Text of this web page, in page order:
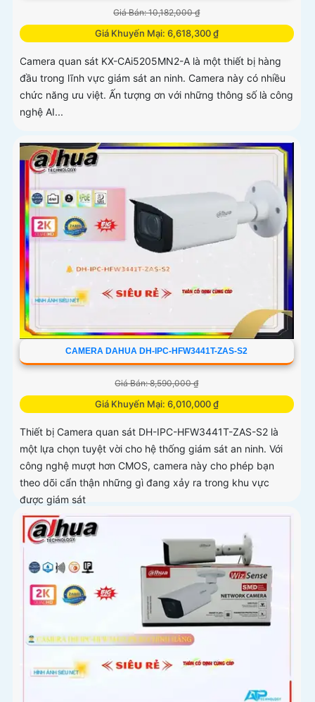
Giá Bán: 10,182,000 ₫
Giá Khuyến Mại: 6,618,300 ₫
Camera quan sát KX-CAi5205MN2-A là một thiết bị hàng
đầu trong lĩnh vực giám sát an ninh. Camera này có nhiều
chức năng ưu việt. Ấn tượng ơn với những thông số là công
nghệ AI...
CAMERA DAHUA DH-IPC-HFW3441T-ZAS-S2
Giá Bán: 8,590,000 ₫
Giá Khuyến Mại: 6,010,000 ₫
Thiết bị Camera quan sát DH-IPC-HFW3441T-ZAS-S2 là
một lựa chọn tuyệt vời cho hệ thống giám sát an ninh. Với
công nghệ mượt hơn CMOS, camera này cho phép bạn
theo dõi cẩn thận những gì đang xảy ra trong khu vực
được giám sát